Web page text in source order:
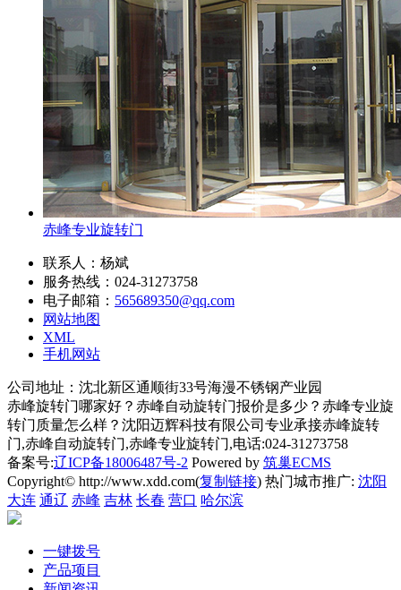
赤峰专业旋转门
联系人：杨斌
服务热线：024-31273758
电子邮箱： 565689350@qq.com
网站地图
XML
手机网站
公司地址：沈北新区通顺街33号海漫不锈钢产业园
赤峰旋转门哪家好？赤峰自动旋转门报价是多少？赤峰专业旋
转门质量怎么样？沈阳迈辉科技有限公司专业承接赤峰旋转
门,赤峰自动旋转门,赤峰专业旋转门,电话:024-31273758
备案号:辽ICP备18006487号-2 Powered by 筑巢ECMS
Copyright© http://www.xdd.com(复制链接) 热门城市推广: 沈阳
大连 通辽 赤峰 吉林 长春 营口 哈尔滨
一键拨号
产品项目